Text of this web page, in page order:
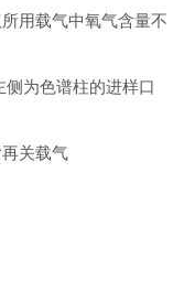
用载气中氧气含量不
为色谱柱的进样口
关载气